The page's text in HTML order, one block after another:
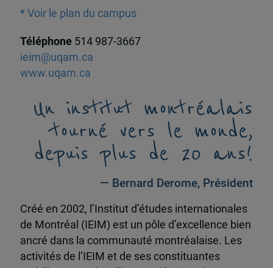
* Voir le plan du campus
Téléphone 514 987-3667
ieim@uqam.ca
www.uqam.ca
Un institut montréalais
tourné vers le monde,
depuis plus de 20 ans!
— Bernard Derome, Président
Créé en 2002, l’Institut d’études internationales
de Montréal (IEIM) est un pôle d’excellence bien
ancré dans la communauté montréalaise. Les
activités de l’IEIM et de ses constituantes